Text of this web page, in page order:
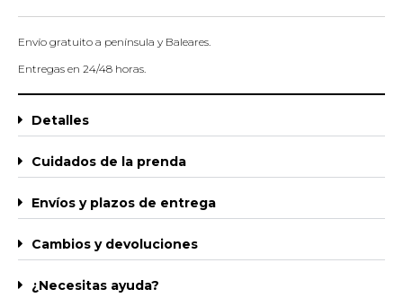
Envío gratuito a península y Baleares.
Entregas en 24/48 horas.
Detalles
Cuidados de la prenda
Envíos y plazos de entrega
Cambios y devoluciones
¿Necesitas ayuda?